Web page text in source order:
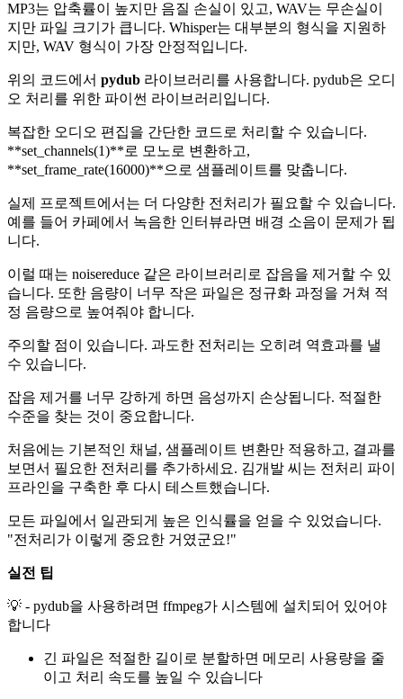
MP3는 압축률이 높지만 음질 손실이 있고, WAV는 무손실이
지만 파일 크기가 큽니다. Whisper는 대부분의 형식을 지원하
지만, WAV 형식이 가장 안정적입니다.
위의 코드에서 pydub 라이브러리를 사용합니다. pydub은 오디
오 처리를 위한 파이썬 라이브러리입니다.
복잡한 오디오 편집을 간단한 코드로 처리할 수 있습니다.
**set_channels(1)**로 모노로 변환하고,
**set_frame_rate(16000)**으로 샘플레이트를 맞춥니다.
실제 프로젝트에서는 더 다양한 전처리가 필요할 수 있습니다.
예를 들어 카페에서 녹음한 인터뷰라면 배경 소음이 문제가 됩
니다.
이럴 때는 noisereduce 같은 라이브러리로 잡음을 제거할 수 있
습니다. 또한 음량이 너무 작은 파일은 정규화 과정을 거쳐 적
정 음량으로 높여줘야 합니다.
주의할 점이 있습니다. 과도한 전처리는 오히려 역효과를 낼
수 있습니다.
잡음 제거를 너무 강하게 하면 음성까지 손상됩니다. 적절한
수준을 찾는 것이 중요합니다.
처음에는 기본적인 채널, 샘플레이트 변환만 적용하고, 결과를
보면서 필요한 전처리를 추가하세요. 김개발 씨는 전처리 파이
프라인을 구축한 후 다시 테스트했습니다.
모든 파일에서 일관되게 높은 인식률을 얻을 수 있었습니다.
"전처리가 이렇게 중요한 거였군요!"
실전 팁
💡 - pydub을 사용하려면 ffmpeg가 시스템에 설치되어 있어야
합니다
긴 파일은 적절한 길이로 분할하면 메모리 사용량을 줄
이고 처리 속도를 높일 수 있습니다